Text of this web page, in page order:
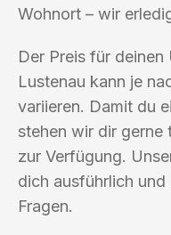
Wohnort – wir
Der Preis für
Lustenau kann je
variieren. Damit du
stehen wir dir gerne
zur Verfügung.
dich ausführlich
Fragen.